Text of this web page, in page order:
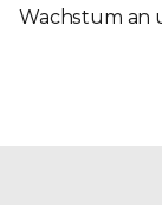
Wachstum an